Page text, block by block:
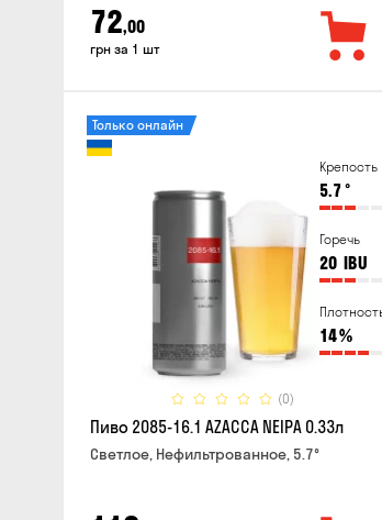
72,00
грн за 1 шт
Крепость
5.7°
Горечь
20 IBU
14%
(0)
Только онлайн
Пиво 2085-16.1 AZACCA NEIPA 0.33л
Светлое, Нефильтрованное, 5.7°